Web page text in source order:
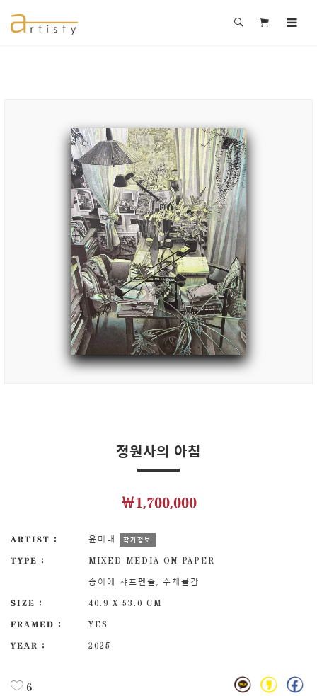
정원사의 아침
￦1,700,000
ARTIST : 윤미내 작가정보
TYPE :
MIXED MEDIA ON PAPER
종이에 샤프펜슬, 수채물감
SIZE :
40.9 X 53.0 CM
FRAMED :
YES
YEAR :
2025
6